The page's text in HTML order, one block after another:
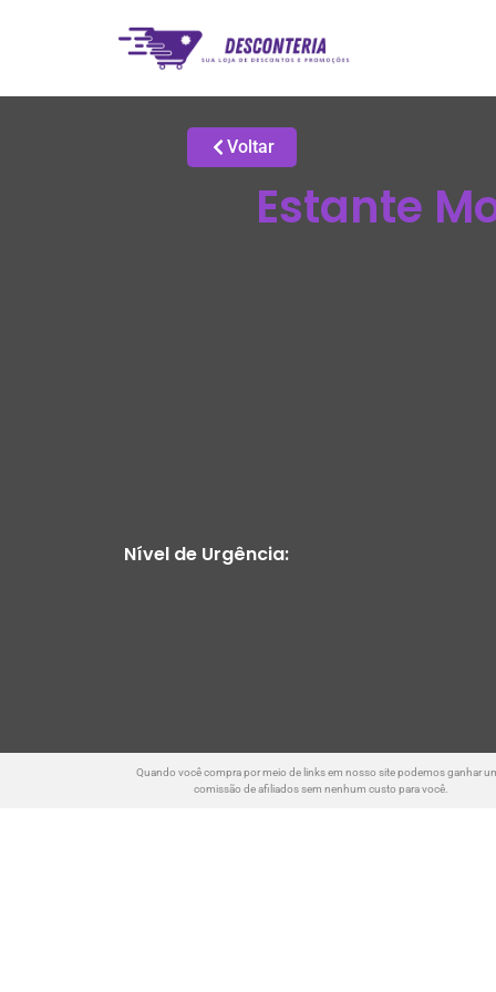
Voltar
Estante
Nível de Urgência:
Quando você compra por meio de links em nosso site podemos ganhar
comissão de afiliados sem nenhum custo para você.